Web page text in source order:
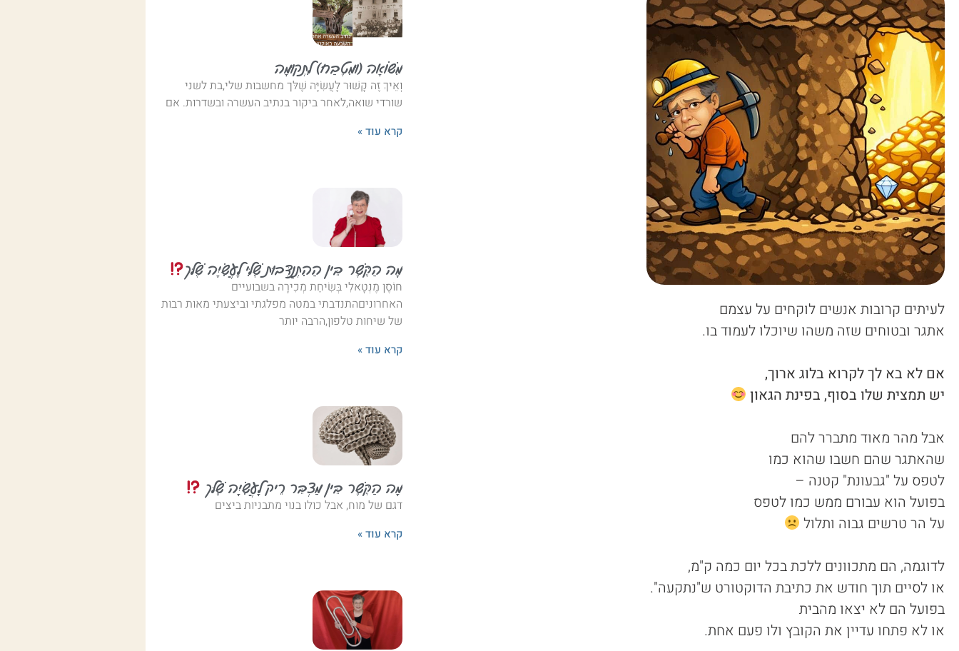
לעיתים קרובות אנשים לוקחים על עצמם
אתגר ובטוחים שזה משהו שיוכלו לעמוד בו.
אם לא בא לך לקרוא בלוג ארוך,
יש תמצית שלו בסוף, בפינת הגאון
אבל מהר מאוד מתברר להם
שהאתגר שהם חשבו שהוא כמו
לטפס על "גבעונת" קטנה –
בפועל הוא עבורם ממש כמו לטפס
על הר טרשים גבוה ותלול
לדוגמה, הם מתכוונים ללכת בכל יום כמה ק"מ,
או לסיים תוך חודש את כתיבת הדוקטורט ש"נתקעה".
בפועל הם לא יצאו מהבית
או לא פתחו עדיין את הקובץ ולו פעם אחת.
מִשּׁוֹאָה (וּמִטֶבַח) לִתְקוּמָה
וְאֵיךְ זֶה קָשׁוּר לָעֲשִׂיָּה שֶׁלּך מחשבות שלי,בת לשני
שורדי שואה,לאחר ביקור בנתיב העשרה ובשדרות. אם
קרא עוד »
מָה הַקֶּשֶׁר בֵּין הַהִתְנַדְּבוּת שֶׁלִּי לָעֲשִׂיָּה שֶׁלּך
חוֹסֶן מֶנְטָאלִי בְּשִׂיחַת מְכִירָה בשבועיים
האחרוניםהתנדבתי במטה מפלגתי וביצעתי מאות רבות
של שיחות טלפון,הרבה יותר
קרא עוד »
מָה הַקֶּשֶׁר בֵּין מַצְבֵּר רֵיק לָעֲשִׂיָּה שֶׁלּך
דגם של מוח, אבל כולו בנוי מתבניות ביצים
קרא עוד »